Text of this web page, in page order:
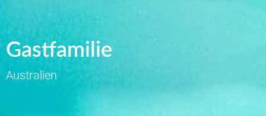
Gastfamilie
Australien